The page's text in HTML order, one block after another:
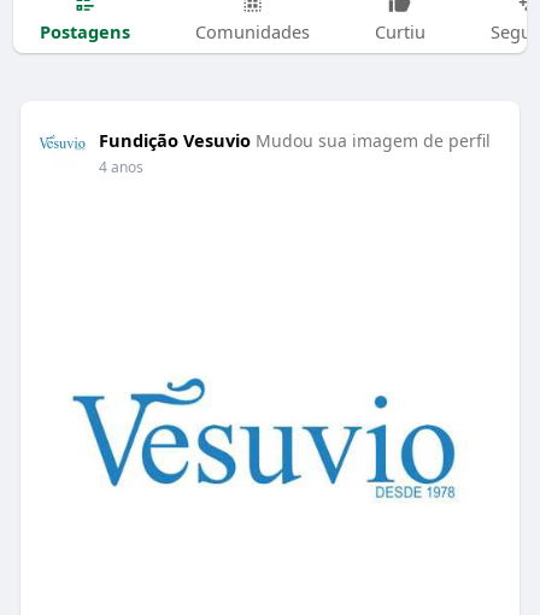
Postagens Comunidades Curtiu
Fundição Vesuvio Mudou sua imagem de perfil
4 anos